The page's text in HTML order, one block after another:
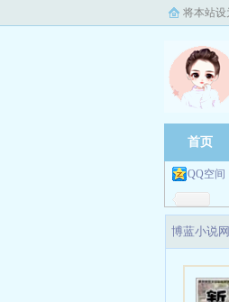
将本站设
首页
QQ空间
博蓝小说网